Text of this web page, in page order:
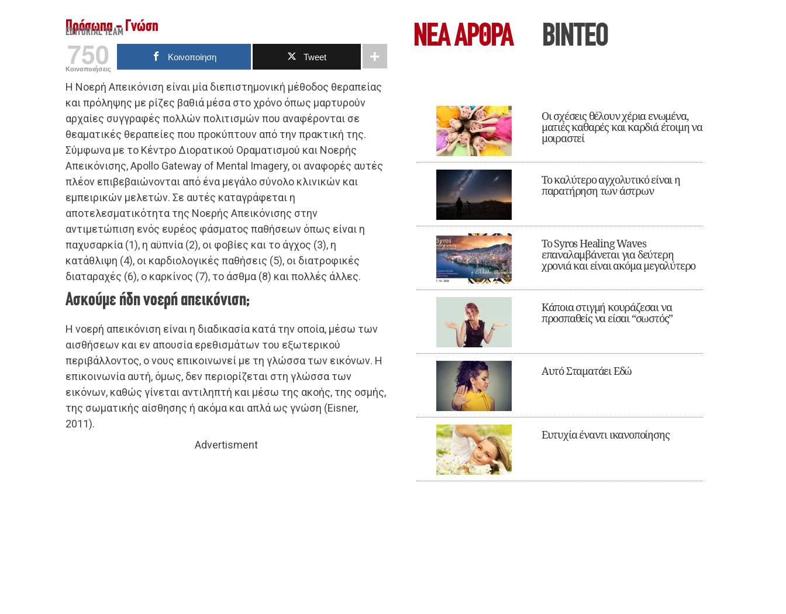
Πρόσωπα - Γνώση
EDITORIAL TEAM
750
Κοινοποιήσεις
Κοινοποίηση Tweet
Η Νοερή Απεικόνιση είναι μία διεπιστημονική μέθοδος θεραπείας
και πρόληψης με ρίζες βαθιά μέσα στο χρόνο όπως μαρτυρούν
αρχαίες συγγραφές πολλών πολιτισμών που αναφέρονται σε
θεαματικές θεραπείες που προκύπτουν από την πρακτική της.
Σύμφωνα με το Κέντρο Διορατικού Οραματισμού και Νοερής
Απεικόνισης, Apollo Gateway of Mental Imagery, οι αναφορές αυτές
πλέον επιβεβαιώνονται από ένα μεγάλο σύνολο κλινικών και
εμπειρικών μελετών. Σε αυτές καταγράφεται η
αποτελεσματικότητα της Νοερής Απεικόνισης στην
αντιμετώπιση ενός ευρέος φάσματος παθήσεων όπως είναι η
παχυσαρκία (1), η αϋπνία (2), οι φοβίες και το άγχος (3), η
κατάθλιψη (4), οι καρδιολογικές παθήσεις (5), οι διατροφικές
διαταραχές (6), ο καρκίνος (7), το άσθμα (8) και πολλές άλλες.
Ασκούμε ήδη νοερή απεικόνιση;
Η νοερή απεικόνιση είναι η διαδικασία κατά την οποία, μέσω των
αισθήσεων και εν απουσία ερεθισμάτων του εξωτερικού
περιβάλλοντος, ο νους επικοινωνεί με τη γλώσσα των εικόνων. Η
επικοινωνία αυτή, όμως, δεν περιορίζεται στη γλώσσα των
εικόνων, καθώς γίνεται αντιληπτή και μέσω της ακοής, της οσμής,
της σωματικής αίσθησης ή ακόμα και απλά ως γνώση (Eisner,
2011).
Advertisment
ΝΕΑ ΆΡΘΡΑ ΒΙΝΤΕΟ
Οι σχέσεις θέλουν χέρια ενωμένα,
ματιές καθαρές και καρδιά έτοιμη να
μοιραστεί
Το καλύτερο αγχολυτικό είναι η
παρατήρηση των άστρων
Το Syros Healing Waves
επαναλαμβάνεται για δεύτερη
χρονιά και είναι ακόμα μεγαλύτερο
Κάποια στιγμή κουράζεσαι να
προσπαθείς να είσαι “σωστός”
Αυτό Σταματάει Εδώ
Ευτυχία έναντι ικανοποίησης